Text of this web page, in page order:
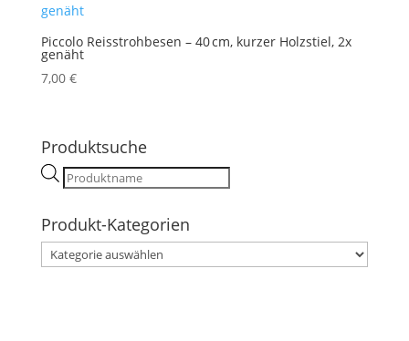
Piccolo Reisstrohbesen – 40 cm, kurzer Holzstiel, 2x
genäht
7,00 €
Produktsuche
Products
Produkt-Kategorien